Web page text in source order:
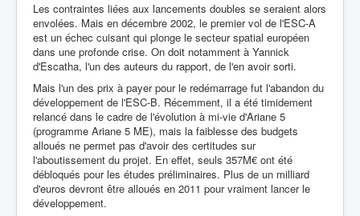
Les contraintes liées aux lancements doubles se seraient alors
envolées. Mais en décembre 2002, le premier vol de l'ESC-A
est un échec cuisant qui plonge le secteur spatial européen
dans une profonde crise. On doit notamment à Yannick
d'Escatha, l'un des auteurs du rapport, de l'en avoir sorti.
Mais l'un des prix à payer pour le redémarrage fut l'abandon du
développement de l'ESC-B. Récemment, il a été timidement
relancé dans le cadre de l'évolution à mi-vie d'Ariane 5
(programme Ariane 5 ME), mais la faiblesse des budgets
alloués ne permet pas d'avoir des certitudes sur
l'aboutissement du projet. En effet, seuls 357M€ ont été
débloqués pour les études préliminaires. Plus de un milliard
d'euros devront être alloués en 2011 pour vraiment lancer le
développement.